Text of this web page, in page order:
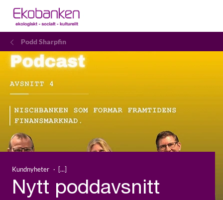
Podd Sharpfin
Kundnyheter
Nytt poddavsnitt